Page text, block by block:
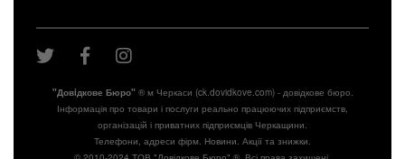
"Довiдкове Бюро"® м Черкаси (ck.dovidkove.com) - довідкове бюро.
Інформація про товари і послуги реально працюючих підприємств,
організацій і приватних підприємців Черкащини.
Телефони, адреси фірм. Новини. Акції та знижки.